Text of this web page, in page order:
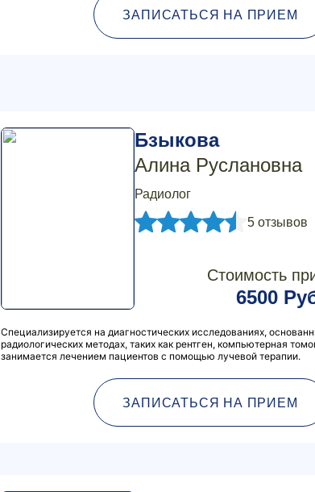
ЗАПИСАТЬСЯ НА ПРИЕМ
Бзыкова
Алина Руслановна
Радиолог
5 отзывов
Стоимость
6500
Специализируется на диагностических исследованиях,
радиологических методах, таких как рентген, компьютерная
занимается лечением пациентов с помощью лучевой терапии.
ЗАПИСАТЬСЯ НА ПРИЕМ